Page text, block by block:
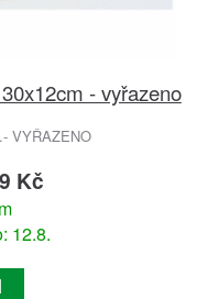
- vyřazeno
VYŘAZENO
Kč
12.8.